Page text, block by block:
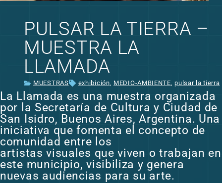
PULSAR LA TIERRA –
MUESTRA LA
LLAMADA
MUESTRAS exhibición MEDIO-AMBIENTE ,pulsar la tierra
La Llamada es una muestra organizada
por la Secretaría de Cultura y Ciudad de
San Isidro, Buenos Aires, Argentina. Una
iniciativa que fomenta el concepto de
comunidad entre los
artistas visuales que viven o trabajan en
este municipio, visibiliza y genera
nuevas audiencias para su arte.